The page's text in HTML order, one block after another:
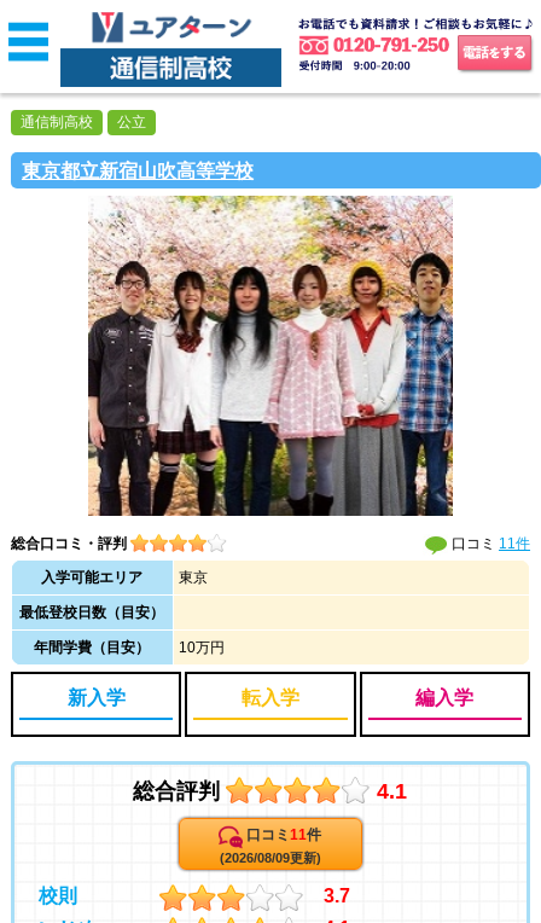
東京都立新宿山吹高等学校
通信制高校 公立
総合口コミ・評判 口コミ 11件
入学可能エリア
東京
最低登校日数（目安）
年間学費（目安） 10万円
新入学 転入学 編入学
総合評判 4.1
口コミ11件
(2026/08/09更新)
校則
3.7